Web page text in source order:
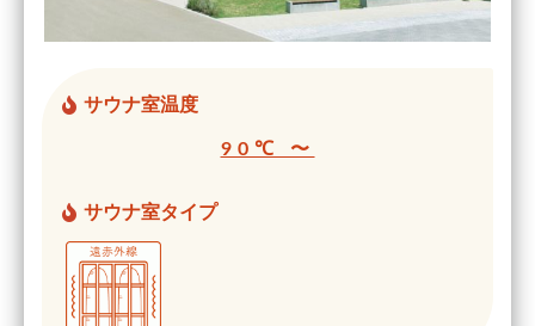
サウナ室温度
90℃ 〜
サウナ室タイプ